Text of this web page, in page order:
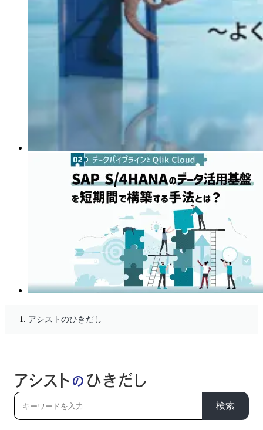
アシストのひきだし
検索